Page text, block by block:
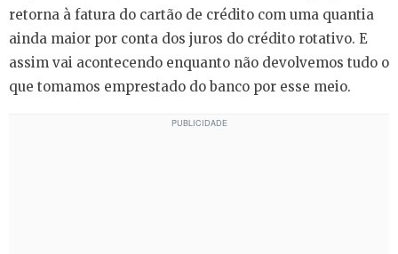
retorna à fatura do cartão de crédito com uma quantia
ainda maior por conta dos juros do crédito rotativo. E
assim vai acontecendo enquanto não devolvemos tudo o
que tomamos emprestado do banco por esse meio.